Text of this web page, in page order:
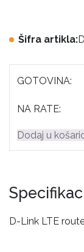
Šifra artikla:
GOTOVINA:
NA RATE:
Dodaj u
D-Link LTE